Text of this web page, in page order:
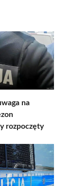
na
rozpoczęty